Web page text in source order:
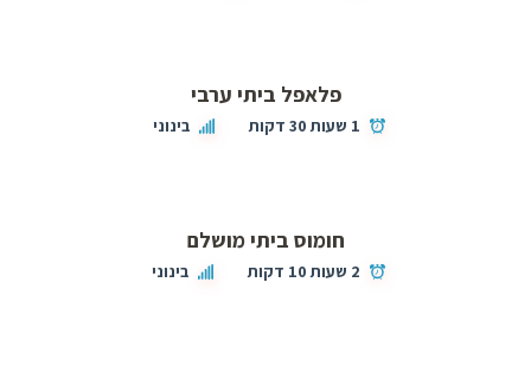
פלאפל ביתי ערבי
1 שעות 30 דקות בינוני
חומוס ביתי מושלם
2 שעות 10 דקות בינוני